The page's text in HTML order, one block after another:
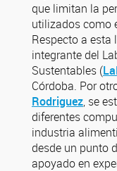
que limitan la
utilizados como
Respecto a esta
integrante del
Sustentables (
Córdoba. Por
Rodriguez, se
diferentes
industria
desde un punto
apoyado en